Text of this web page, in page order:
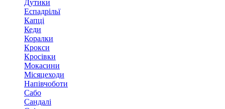
Дутики
Еспадрільї
Капці
Кеди
Коралки
Крокси
Кросівки
Мокасини
Місяцеходи
Напівчоботи
Сабо
Сандалі